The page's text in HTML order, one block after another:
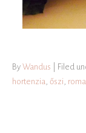
By Wandus | Filed
hortenzia, őszi ,